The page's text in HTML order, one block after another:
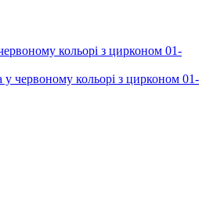
у червоному кольорі з цирконом 01-